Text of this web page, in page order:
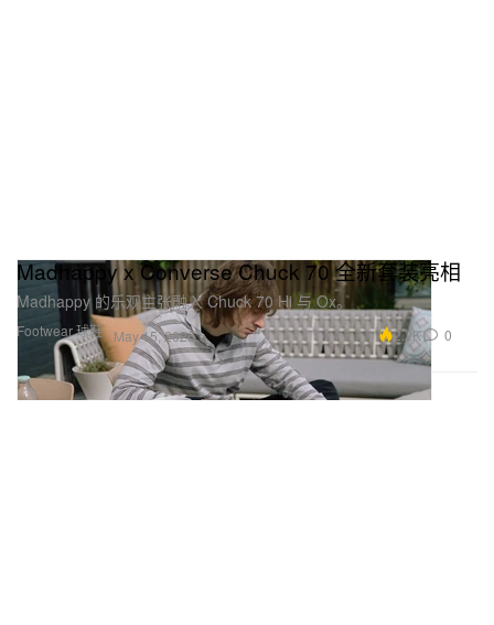
Footwear 球鞋
Madhappy x Converse Chuck 70 全新套装亮相
Madhappy 的乐观主张融入 Chuck 70 Hi 与 Ox。
May 15, 2026 2.2K 0